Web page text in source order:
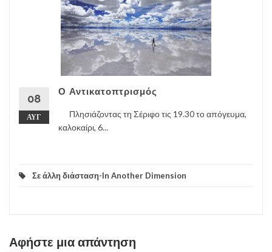
08
ΑΥΓ
Ο Αντικατοπτρισμός
Πλησιάζοντας τη Σέριφο τις 19.30 το απόγευμα,
καλοκαίρι, 6...
Σε άλλη διάσταση-In Another Dimension
Αφήστε μια απάντηση